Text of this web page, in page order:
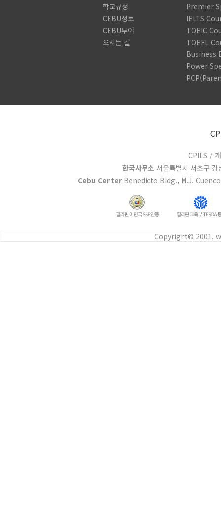
학교규정
CEBU정보
CEBU투어
오시는 길
Premier
IELTS
TOEIC
TOEFL
Business
Power
CPILS /
한국사무소 서울특별시 서초구
Cebu CenterBenedicto Bldg., M.J.
Copyright© 2001,